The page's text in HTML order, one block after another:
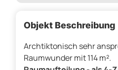
Objekt Beschreibung
Archtiktonisch sehr
Raumwunder mit 114 m².